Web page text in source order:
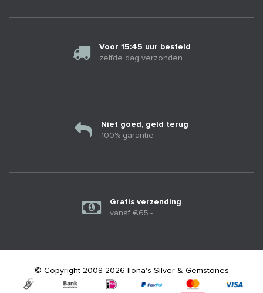
Voor 15:45 uur besteld
zelfde dag verzonden
Niet goed, geld terug
100% garantie
Gratis verzending
vanaf €65.-
© Copyright 2008-2026 Ilona's Silver & Gemstones